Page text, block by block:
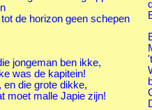
de horizon geen schepen
jongeman ben ikke,
was de kapitein!
en die grote dikke,
moet malle Japie zijn!